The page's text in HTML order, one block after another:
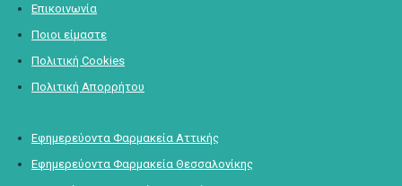
Επικοινωνία
Ποιοι είμαστε
Πολιτική Cookies
Πολιτική Απορρήτου
Εφημερεύοντα Φαρμακεία Αττικής
Εφημερεύοντα Φαρμακεία Θεσσαλονίκης